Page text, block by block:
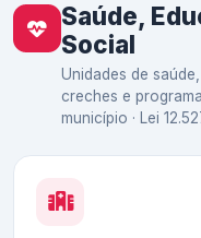
Saúde,
Social
Unidades de
creches e
município · Lei